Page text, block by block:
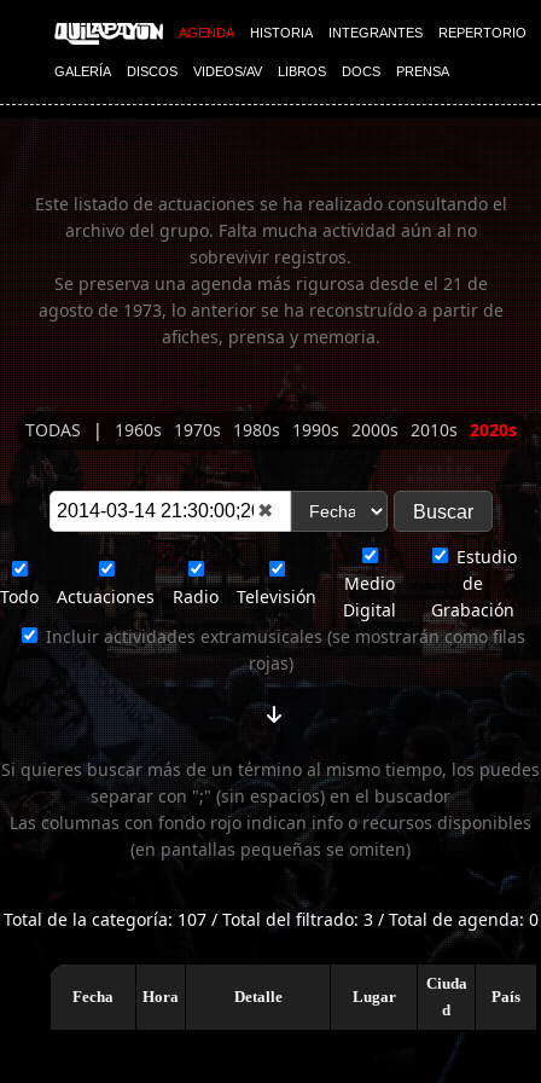
AGENDA HISTORIA INTEGRANTES REPERTORIO
GALERÍA DISCOS VIDEOS/AV LIBROS DOCS PRENSA
Imagen 01
Este listado de actuaciones se ha realizado consultando el
archivo del grupo. Falta mucha actividad aún al no
sobrevivir registros.
Se preserva una agenda más rigurosa desde el 21 de
agosto de 1973, lo anterior se ha reconstruído a partir de
afiches, prensa y memoria.
TODAS | 1960s 1970s 1980s 1990s 2000s 2010s 2020s
✖
Todo Actuaciones Radio Televisión
Medio
Digital
Estudio
de
Grabación
Incluir actividades extramusicales (se mostrarán como filas
rojas)
Si quieres buscar más de un término al mismo tiempo, los puedes
separar con ";" (sin espacios) en el buscador
Las columnas con fondo rojo indican info o recursos disponibles
(en pantallas pequeñas se omiten)
Total de la categoría: 107 / Total del filtrado: 3 / Total de agenda: 0
Fecha Hora Detalle Lugar
Ciuda
d
País